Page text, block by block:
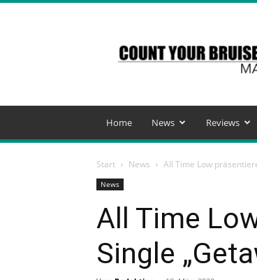
Your
Bruises
Home News Reviews
Start News All Time Low
News
All Time
Single